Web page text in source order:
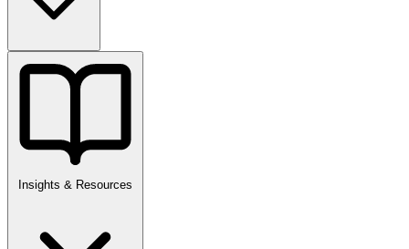
Insights & Resources